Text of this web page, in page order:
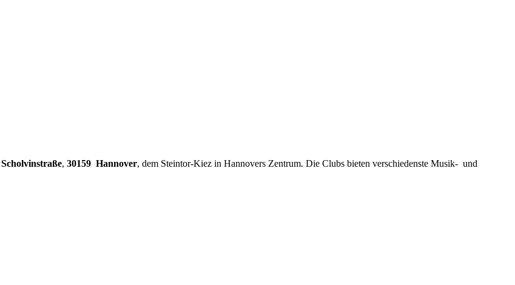
Scholvinstraße, 30159 Hannover, dem Steintor-Kiez in Hannovers Zentrum. Die Clubs bieten verschiedenste Musik- und